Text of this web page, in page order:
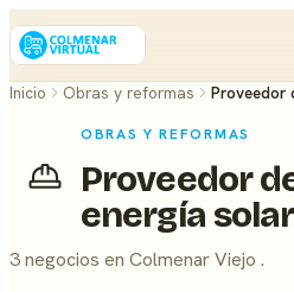
Inicio Obras y reformas Proveedor
OBRAS Y REFORMAS
Proveedor
energía solar
3 negocios en Colmenar Viejo .